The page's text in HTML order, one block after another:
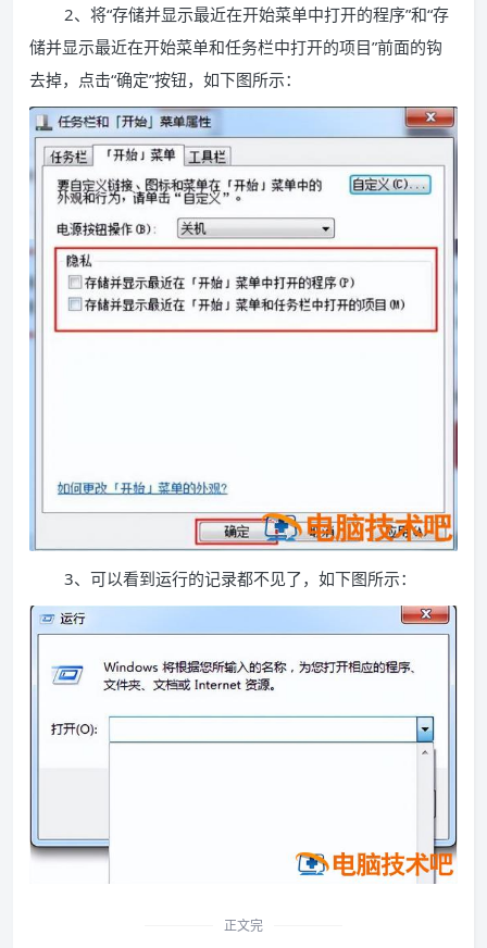
2、将“存储并显示最近在开始菜单中打开的程序”和“存
储并显示最近在开始菜单和任务栏中打开的项目”前面的钩
去掉，点击“确定”按钮，如下图所示：
3、可以看到运行的记录都不见了，如下图所示：
正文完